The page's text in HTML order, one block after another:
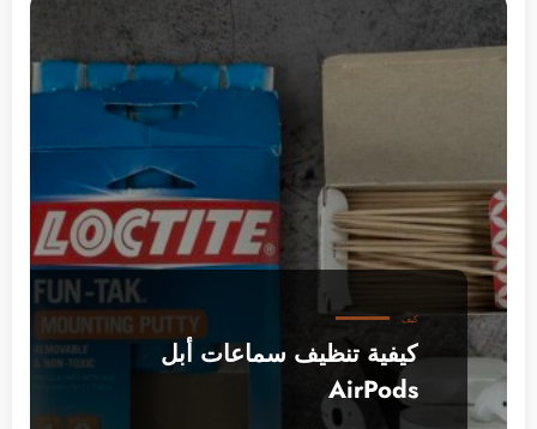
كيف
كيفية تنظيف سماعات أبل
AirPods